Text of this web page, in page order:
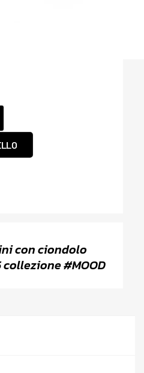
con ciondolo
#MOOD